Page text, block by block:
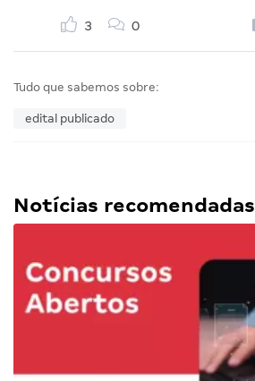
3 0
Tudo que sabemos sobre:
edital publicado
Notícias recomendadas